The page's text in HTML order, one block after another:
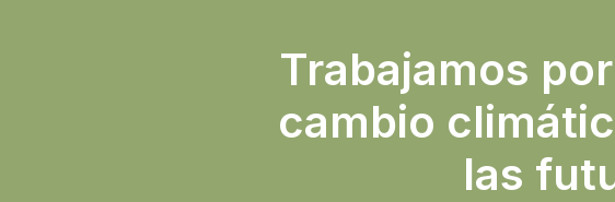
Trabajamos
cambio
las